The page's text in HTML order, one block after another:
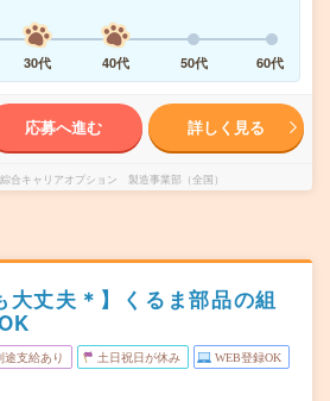
30代 40代 50代 60代
応募へ進む 詳しく見る
合キャリアオプション 製造事業部（全国）
大丈夫＊】くるま部品の組
途支給あり 土日祝日が休み WEB登録OK